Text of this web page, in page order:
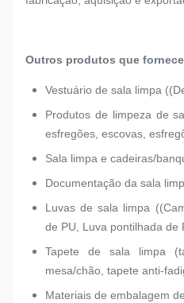
Outros produtos que
Vestuário de sala limpa
Produtos de limpeza de
esfregões, escovas,
Sala limpa e cadeiras/
Documentação da sala
Luvas de sala limpa
de PU, Luva pontilhada de
Tapete de sala limpa
mesa/chão, tapete anti-
Materiais de embalagem